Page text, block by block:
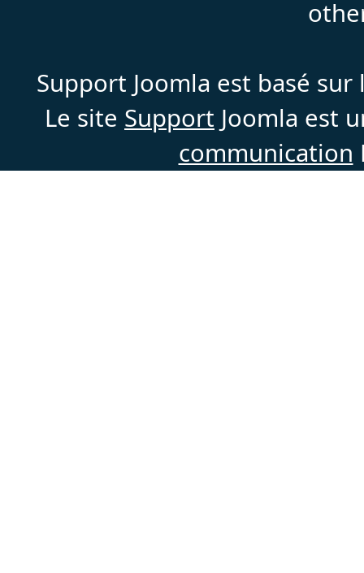
Support Joomla est basé
Le site Support Joomla est
communication